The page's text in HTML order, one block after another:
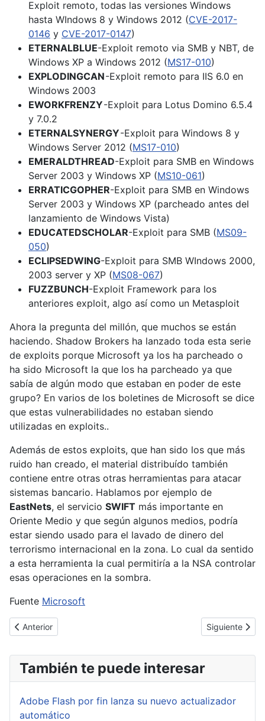
Exploit remoto, todas las versiones Windows
hasta WIndows 8 y Windows 2012 (CVE-2017-
0146 y CVE-2017-0147)
ETERNALBLUE-Exploit remoto via SMB y NBT, de
Windows XP a Windows 2012 (MS17-010)
EXPLODINGCAN-Exploit remoto para IIS 6.0 en
Windows 2003
EWORKFRENZY-Exploit para Lotus Domino 6.5.4
y 7.0.2
ETERNALSYNERGY-Exploit para Windows 8 y
Windows Server 2012 (MS17-010)
EMERALDTHREAD-Exploit para SMB en Windows
Server 2003 y Windows XP (MS10-061)
ERRATICGOPHER-Exploit para SMB en Windows
Server 2003 y Windows XP (parcheado antes del
lanzamiento de Windows Vista)
EDUCATEDSCHOLAR-Exploit para SMB (MS09-
050)
ECLIPSEDWING-Exploit para SMB WIndows 2000,
2003 server y XP (MS08-067)
FUZZBUNCH-Exploit Framework para los
anteriores exploit, algo así como un Metasploit
Ahora la pregunta del millón, que muchos se están
haciendo. Shadow Brokers ha lanzado toda esta serie
de exploits porque Microsoft ya los ha parcheado o
ha sido Microsoft la que los ha parcheado ya que
sabía de algún modo que estaban en poder de este
grupo? En varios de los boletines de Microsoft se dice
que estas vulnerabilidades no estaban siendo
utilizadas en exploits..
Además de estos exploits, que han sido los que más
ruido han creado, el material distribuído también
contiene entre otras otras herramientas para atacar
sistemas bancario. Hablamos por ejemplo de
EastNets, el servicio SWIFT más importante en
Oriente Medio y que según algunos medios, podría
estar siendo usado para el lavado de dinero del
terrorismo internacional en la zona. Lo cual da sentido
a esta herramienta la cual permitiría a la NSA controlar
esas operaciones en la sombra.
Fuente Microsoft
Artículo anterior: Wikileaks desvela el malware Archimedes
Anterior Artículo
Siguiente
También te puede interesar
Adobe Flash por fin lanza su nuevo actualizador
automático